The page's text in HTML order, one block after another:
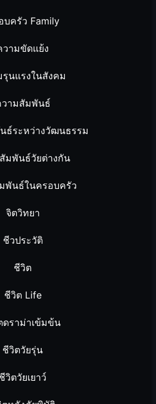
บครัว Family
วามขัดแย้ง
รุนแรงในสังคม
ามสัมพันธ์
ธ์ระหว่างวัฒนธรรม
มพันธ์วัยต่างกัน
พันธ์ในครอบครัว
จิตวิทยา
ชีวประวัติ
ชีวิต
ชีวิต Life
ดราม่าเข้มข้น
ชีวิตวัยรุ่น
ชีวิตวัยเยาว์